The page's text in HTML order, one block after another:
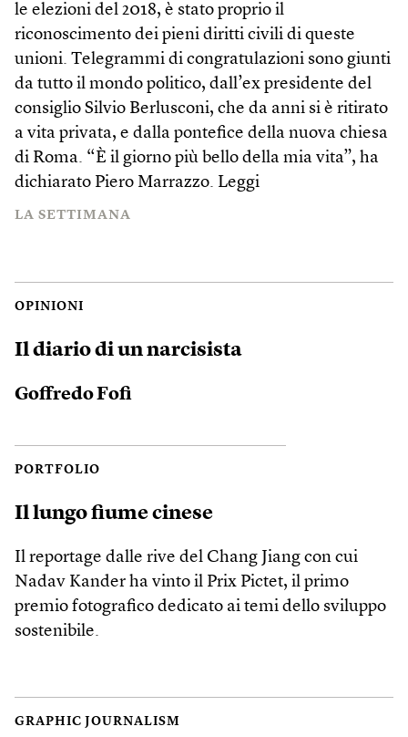
le elezioni del 2018, è stato proprio il
riconoscimento dei pieni diritti civili di queste
unioni. Telegrammi di congratulazioni sono giunti
da tutto il mondo politico, dall’ex presidente del
consiglio Silvio Berlusconi, che da anni si è ritirato
a vita privata, e dalla pontefice della nuova chiesa
di Roma. “È il giorno più bello della mia vita”, ha
dichiarato Piero Marrazzo. Leggi
LA SETTIMANA
OPINIONI
Il diario di un narcisista
Goffredo Fofi
PORTFOLIO
Il lungo fiume cinese
Il reportage dalle rive del Chang Jiang con cui
Nadav Kander ha vinto il Prix Pictet, il primo
premio fotografico dedicato ai temi dello sviluppo
sostenibile.
GRAPHIC JOURNALISM